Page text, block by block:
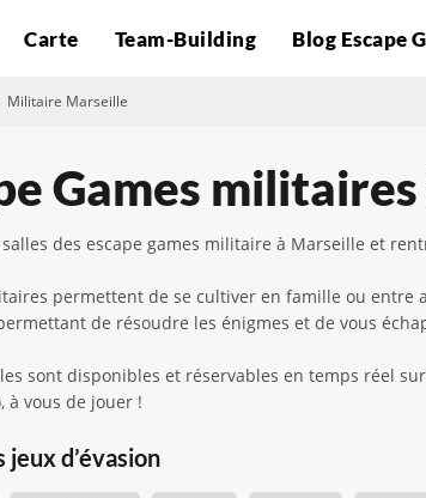
Carte Team-Building Blog Escape
Militaire Marseille
Games
des escape games militaire à Marseille et
permettent de se cultiver en famille ou entre
de résoudre les énigmes et de vous
sont disponibles et réservables en temps réel
à vous de jouer !
jeux d’évasion